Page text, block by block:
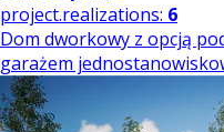
project.realizations: 6
Dom dworkowy z opcją
garażem